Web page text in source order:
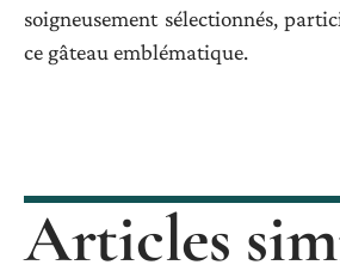
soigneusement sélectionnés,
ce gâteau emblématique.
Articles